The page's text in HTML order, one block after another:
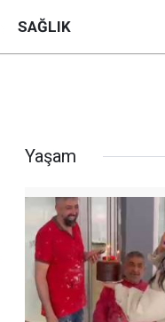
SAĞLIK
Yaşam